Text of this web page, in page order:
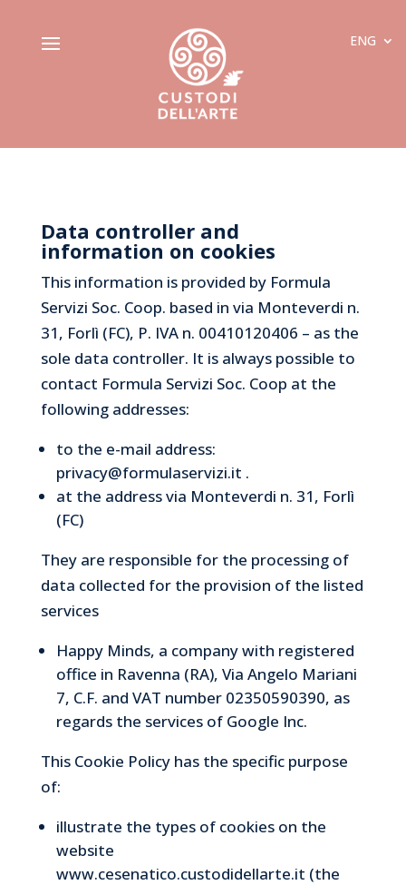
ENG
Data controller and
information on cookies
This information is provided by Formula
Servizi Soc. Coop. based in via Monteverdi n.
31, Forlì (FC), P. IVA n. 00410120406 – as the
sole data controller. It is always possible to
contact Formula Servizi Soc. Coop at the
following addresses:
to the e-mail address:
privacy@formulaservizi.it .
at the address via Monteverdi n. 31, Forlì
(FC)
They are responsible for the processing of
data collected for the provision of the listed
services
Happy Minds, a company with registered
office in Ravenna (RA), Via Angelo Mariani
7, C.F. and VAT number 02350590390, as
regards the services of Google Inc.
This Cookie Policy has the specific purpose
of:
illustrate the types of cookies on the
website
www.cesenatico.custodidellarte.it (the